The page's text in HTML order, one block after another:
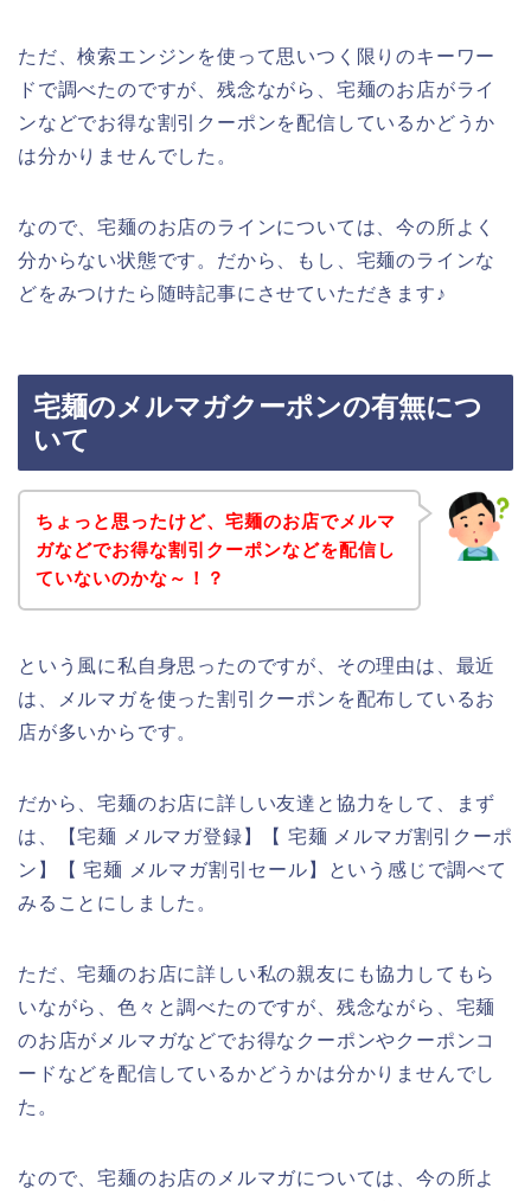
ただ、検索エンジンを使って思いつく限りのキーワー
ドで調べたのですが、残念ながら、宅麺のお店がライ
ンなどでお得な割引クーポンを配信しているかどうか
は分かりませんでした。
なので、宅麺のお店のラインについては、今の所よく
分からない状態です。だから、もし、宅麺のラインな
どをみつけたら随時記事にさせていただきます♪
宅麺のメルマガクーポンの有無につ
いて
ちょっと思ったけど、宅麺のお店でメルマ
ガなどでお得な割引クーポンなどを配信し
ていないのかな～！？
という風に私自身思ったのですが、その理由は、最近
は、メルマガを使った割引クーポンを配布しているお
店が多いからです。
だから、宅麺のお店に詳しい友達と協力をして、まず
は、【宅麺 メルマガ登録】【 宅麺 メルマガ割引クーポ
ン】【 宅麺 メルマガ割引セール】という感じで調べて
みることにしました。
ただ、宅麺のお店に詳しい私の親友にも協力してもら
いながら、色々と調べたのですが、残念ながら、宅麺
のお店がメルマガなどでお得なクーポンやクーポンコ
ードなどを配信しているかどうかは分かりませんでし
た。
なので、宅麺のお店のメルマガについては、今の所よ